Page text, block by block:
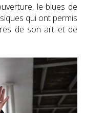
le blues de
qui ont permis
de son art et de